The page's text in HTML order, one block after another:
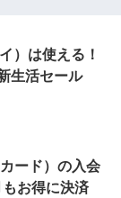
）は使える！
生活セール
ード）の入会
お得に決済